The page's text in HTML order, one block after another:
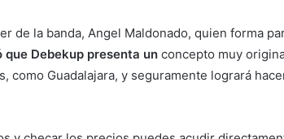
de la banda, Angel Maldonado, quien forma
que Debekup presenta un concepto muy
como Guadalajara, y seguramente logrará